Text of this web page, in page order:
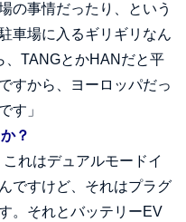
の事情だったり、という
車場に入るギリギリなん
、TANGとかHANだと平
すから、ヨーロッパだっ
す」
？
れはデュアルモードイ
ですけど、それはプラグ
。それとバッテリーEV